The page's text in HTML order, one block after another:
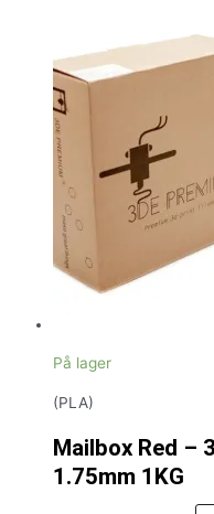
På lager
(PLA)
Mailbox Red –
1.75mm 1KG